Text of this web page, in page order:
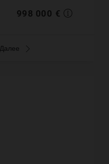
998 000 €
Далее